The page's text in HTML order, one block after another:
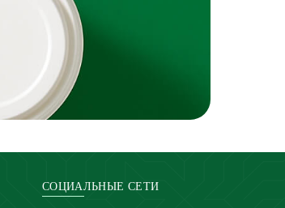
СОЦИАЛЬНЫЕ СЕТИ